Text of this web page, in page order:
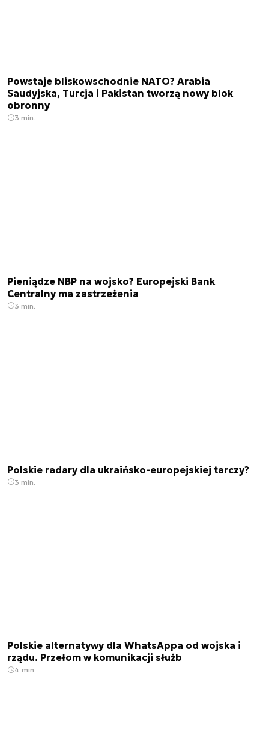
Powstaje bliskowschodnie NATO? Arabia
Saudyjska, Turcja i Pakistan tworzą nowy blok
obronny
3 min.
Pieniądze NBP na wojsko? Europejski Bank
Centralny ma zastrzeżenia
3 min.
Polskie radary dla ukraińsko-europejskiej tarczy?
3 min.
Polskie alternatywy dla WhatsAppa od wojska i
rządu. Przełom w komunikacji służb
4 min.